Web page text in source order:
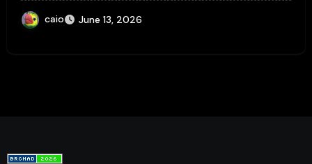
caio June 13, 2026